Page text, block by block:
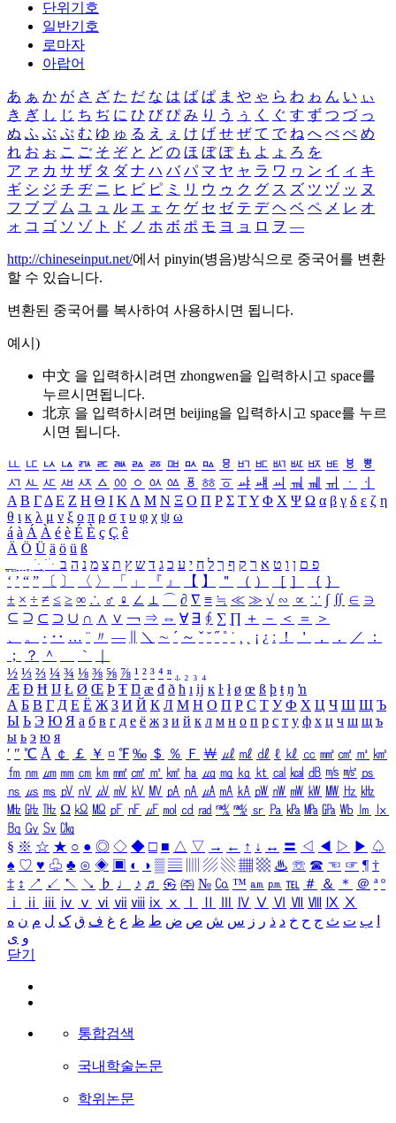
단위기호
일반기호
로마자
아랍어
あ ぁ か が さ ざ た だ な は ば ぱ ま や ゃ ら わ ゎ ん い ぃ
き ぎ し じ ち ぢ に ひ び ぴ み り う ぅ く ぐ す ず つ づ っ
ぬ ふ ぶ ぷ む ゆ ゅ る え ぇ け げ せ ぜ て で ね へ べ ぺ め
れ お ぉ こ ご そ ぞ と ど の ほ ぼ ぽ も よ ょ ろ を
ア ァ カ サ ザ タ ダ ナ ハ バ パ マ ヤ ャ ラ ワ ヮ ン イ ィ キ
ギ シ ジ チ ヂ ニ ヒ ビ ピ ミ リ ウ ゥ ク グ ス ズ ツ ヅ ッ ヌ
フ ブ プ ム ユ ュ ル エ ェ ケ ゲ セ ゼ テ デ ヘ ベ ペ メ レ オ
ォ コ ゴ ソ ゾ ト ド ノ ホ ボ ポ モ ヨ ョ ロ ヲ ―
http://chineseinput.net/에서 pinyin(병음)방식으로 중국어를 변환
할 수 있습니다.
변환된 중국어를 복사하여 사용하시면 됩니다.
예시)
中文 을 입력하시려면 zhongwen을 입력하시고 space를
누르시면됩니다.
北京 을 입력하시려면 beijing을 입력하시고 space를 누르
시면 됩니다.
ㅥ ㅦ ㅧ ㅨ ㅩ ㅪ ㅫ ㅬ ㅭ ㅮ ㅯ ㅰ ㅱ ㅲ ㅳ ㅴ ㅵ ㅶ ㅷ ㅸ
ㅹ
ㅺ ㅻ ㅼ ㅽ ㅾ ㅿ ㆀ ㆁ ㆂ ㆃ ㆄ ㆅ ㆆ ㆇ ㆈ ㆉ ㆊ ㆋ ㆌ ㆍ
ㆎ
Α Β ΓΔ Ε Ζ Η Θ Ι ΚΛ Μ Ν Ξ Ο Π Ρ Σ ΤΥ Φ Χ Ψ Ω α β γ δ ε ζ η
θ ι κ λ μ ν ξ ο π ρ σ τ υ φ χ ψ ω
á à Á À é è É È ç Ç ê
Ä Ö Ü ä ö ü ß
ִֶֹ ֻּ ׁׂ פ ם ן ו ט א ר ק ף ך ל ח י ע כ ג ד ש ץ ת צ מ נ ה ב
‘ ’ “ ” 〔 〕 〈 〉 「 」 『 』 【 】 ＂ （ ） ［ ］ ｛ ｝
± × ÷ ≠ ≤ ≥ ∞ ∴ ♂ ♀ ∠ ⊥ ⌒ ∂ ∇ ≡ ≒ ≪ ≫ √ ∽ ∝ ∵ ∫ ∬ ∈ ∋
⊆ ⊇ ⊂ ⊃ ∪ ∩ ∧ ∨ ￢ ⇒ ⇔ ∀ ∃ ∮ ∑ ∏ ＋ － ＜ ＝
＞
、
。 · ‥ … ¨ 〃 ― ＼ ∼ ´ ～ ˇ ˘ ˝ ˚ ˙ ¸ ¡ ¿ ː ！ ＇ ， ． ／
：
；
？ ＾ ｀
½ ⅓ ⅔ ¼ ¾ ⅛ ⅜ ⅝ ⅞ ¹ ² ³ ⁴ ⁿ ₁ ₂ ₃ ₄
Æ Ð Ħ Ĳ Ł Ø Œ Þ Ŧ Ŋ æ đ ð ħ ı ĳ ĸ ŀ ł ø œ ß þ ŧ ŋ ŉ
А Б В Г Д Е Ё Ж З И Й К Л М Н О П Р С Т У Ф Х Ц Ч Ш Щ Ъ
Ы Ь Э Ю Я а б в г д е ё ж з и й к л м н о п р с т у ф х ц ч ш щ ъ
ы ь э ю я
′ ″ ℃ Å ￠ ￡ ￥ ¤ ℉ ‰ ＄ ％ Ｆ ￦ ㎕ ㎖ ㎗ ℓ ㎘ ㏄ ㎣ ㎤ ㎥ ㎦
㎙ ㎚ ㎛ ㎜ ㎝ ㎞ ㎟ ㎠ ㎡ ㎢ ㏊ ㎍ ㎎ ㎏ ㏏ ㎈ ㎉ ㏈ ㎧ ㎨ ㎰
㎱ ㎲ ㎳ ㎴ ㎵ ㎶ ㎷ ㎸ ㎹ ㎀ ㎁ ㎂ ㎃ ㎄ ㎺ ㎻ ㎽ ㎾ ㎿ ㎐ ㎑
㎒ ㎓ ㎔ Ω ㏀ ㏁ ㎊ ㎋ ㎌ ㏖ ㏅ ㎭ ㎮ ㎯ ㏛ ㎩ ㎪ ㎫ ㎬ ㏝ ㏐
㏓
㏃ ㏉ ㏜ ㏆
§ ※ ☆ ★ ○ ● ◎ ◇ ◆ □ ■ △ ▽ → ← ↑ ↓ ↔ 〓 ◁ ◀ ▷ ▶ ♤
♠ ♡ ♥ ♧ ♣ ⊙ ◈ ▣ ◐ ◑ ▒ ▤ ▨ ▧ ▦ ▩ ♨ ☏ ☎ ☜ ☞ ¶ †
‡ ↕ ↗ ↙ ↖ ↘ ♭ ♩ ♪ ♬ ㉿ ㈜ № ㏇ ™ ㏂ ㏘ ℡ ＃ ＆ ＊ ＠ ª º
ⅰ
ⅱ ⅲ ⅳ ⅴ ⅵ ⅶ ⅷ ⅸ ⅹ Ⅳ Ⅴ Ⅵ Ⅶ Ⅷ Ⅸ Ⅹ
ب ت ث ج ح خ د ذ ر ز س ش ص ض ط ظ ع غ ف ق ک ل م ن ه
و ی
닫기
통합검색
국내학술논문
학위논문